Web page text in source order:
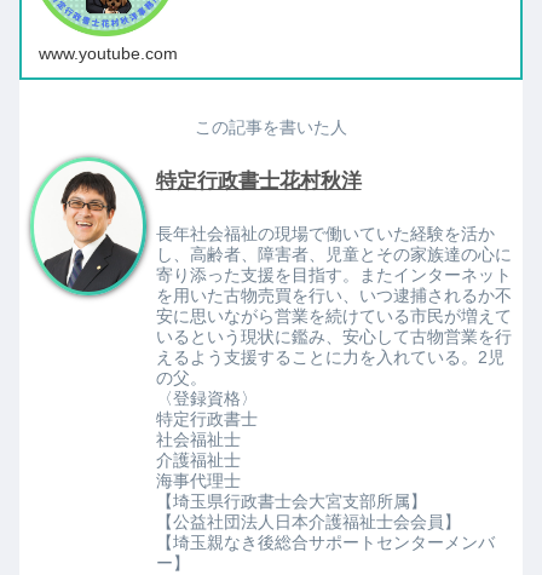
www.youtube.com
この記事を書いた人
特定行政書士花村秋洋
長年社会福祉の現場で働いていた経験を活か
し、高齢者、障害者、児童とその家族達の心に
寄り添った支援を目指す。またインターネット
を用いた古物売買を行い、いつ逮捕されるか不
安に思いながら営業を続けている市民が増えて
いるという現状に鑑み、安心して古物営業を行
えるよう支援することに力を入れている。2児
の父。
〈登録資格〉
特定行政書士
社会福祉士
介護福祉士
海事代理士
【埼玉県行政書士会大宮支部所属】
【公益社団法人日本介護福祉士会会員】
【埼玉親なき後総合サポートセンターメンバ
ー】